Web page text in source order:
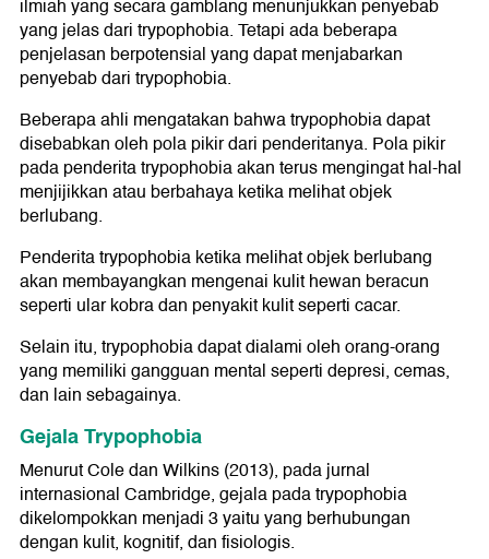
ilmiah yang secara gamblang menunjukkan penyebab
yang jelas dari trypophobia. Tetapi ada beberapa
penjelasan berpotensial yang dapat menjabarkan
penyebab dari trypophobia.
Beberapa ahli mengatakan bahwa trypophobia dapat
disebabkan oleh pola pikir dari penderitanya. Pola pikir
pada penderita trypophobia akan terus mengingat hal-hal
menjijikkan atau berbahaya ketika melihat objek
berlubang.
Penderita trypophobia ketika melihat objek berlubang
akan membayangkan mengenai kulit hewan beracun
seperti ular kobra dan penyakit kulit seperti cacar.
Selain itu, trypophobia dapat dialami oleh orang-orang
yang memiliki gangguan mental seperti depresi, cemas,
dan lain sebagainya.
Gejala Trypophobia
Menurut Cole dan Wilkins (2013), pada jurnal
internasional Cambridge, gejala pada trypophobia
dikelompokkan menjadi 3 yaitu yang berhubungan
dengan kulit, kognitif, dan fisiologis.